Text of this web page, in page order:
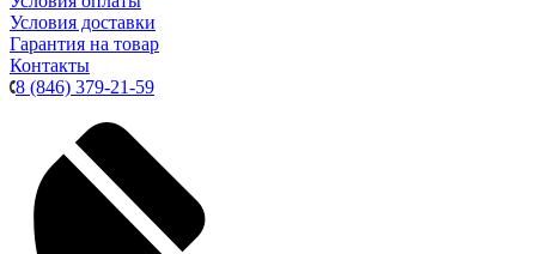
Условия доставки
Гарантия на товар
Контакты
8 (846) 379-21-59